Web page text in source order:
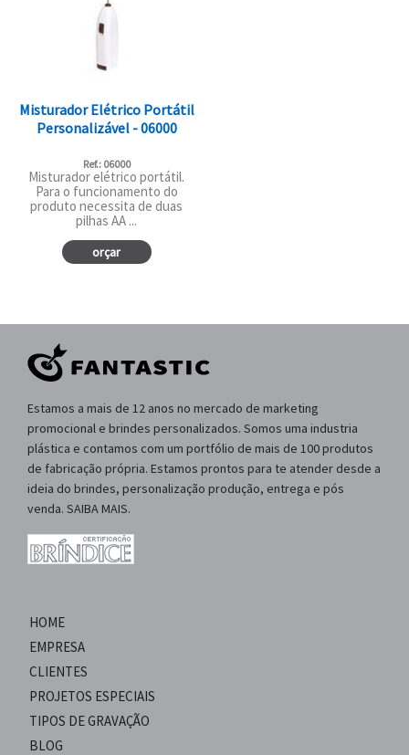
Misturador Elétrico Portátil
Personalizável - 06000
Ref.: 06000
Misturador elétrico portátil.
Para o funcionamento do
produto necessita de duas
pilhas AA ...
orçar
Estamos a mais de 12 anos no mercado de marketing
promocional e brindes personalizados. Somos uma industria
plástica e contamos com um portfólio de mais de 100 produtos
de fabricação própria. Estamos prontos para te atender desde a
ideia do brindes, personalização produção, entrega e pós
venda. SAIBA MAIS.
HOME
EMPRESA
CLIENTES
PROJETOS ESPECIAIS
TIPOS DE GRAVAÇÃO
BLOG